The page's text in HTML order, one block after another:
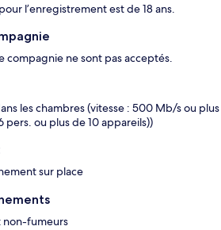
l’enregistrement est de 18 ans.
compagnie ne sont pas acceptés.
les chambres (vitesse : 500 Mb/s ou plus
pers. ou plus de 10 appareils))
sur place
fumeurs